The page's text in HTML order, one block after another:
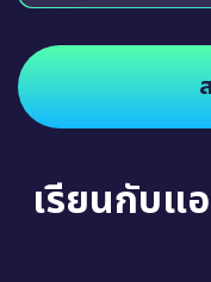
เรียนกับแ